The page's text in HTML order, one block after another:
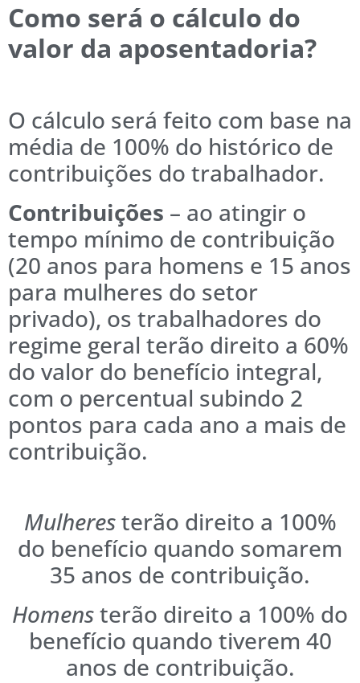
Como será o cálculo do
valor da aposentadoria?
O cálculo será feito com base na
média de 100% do histórico de
contribuições do trabalhador.
Contribuições – ao atingir o
tempo mínimo de contribuição
(20 anos para homens e 15 anos
para mulheres do setor
privado), os trabalhadores do
regime geral terão direito a 60%
do valor do benefício integral,
com o percentual subindo 2
pontos para cada ano a mais de
contribuição.
Mulheresterão direito a 100%
do benefício quando somarem
35 anos de contribuição.
Homensterão direito a 100% do
benefício quando tiverem 40
anos de contribuição.